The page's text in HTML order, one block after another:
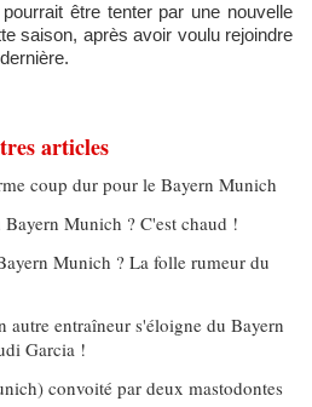
être tenter par une nouvelle
saison, après avoir voulu rejoindre
articles
coup dur pour le Bayern Munich
Munich ? C'est chaud !
Munich ? La folle rumeur du
autre entraîneur s'éloigne du Bayern
Garcia !
convoité par deux mastodontes